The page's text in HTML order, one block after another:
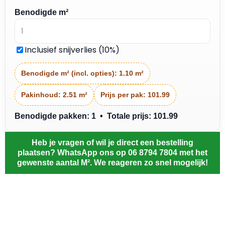
Benodigde m²
Inclusief snijverlies (10%)
Benodigde m² (incl. opties): 1.10 m²
Pakinhoud: 2.51 m² Prijs per pak: 101.99
Benodigde pakken: 1 • Totale prijs: 101.99
Heb je vragen of wil je direct een bestelling
plaatsen? WhatsApp ons op 06 8794 7804 met het
gewenste aantal M². We reageren zo snel mogelijk!